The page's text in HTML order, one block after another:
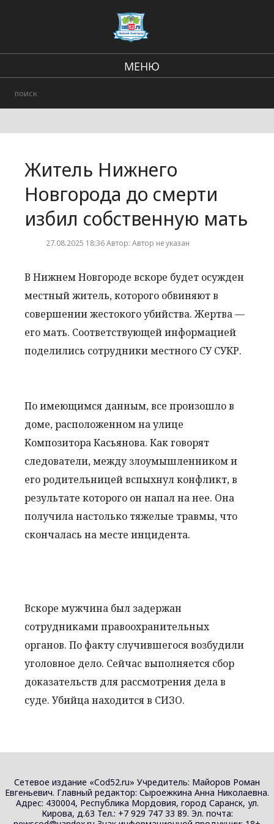
МЕНЮ
Городские события
Житель Нижнего
Новгорода до смерти
избил собственную мать
27.08.2025 18:36 Автор: Автор не указан
В Нижнем Новгороде вскоре будет осужден
местный житель, которого обвиняют в
совершении жестокого убийства. Жертва —
его мать. Соответствующей информацией
поделились сотрудники местного СУ СУКР.
По имеющимся данным, все произошло в
доме, расположенном на улице
Композитора Касьянова. Как говорят
следователи, между злоумышленником и
его родительницей вспыхнул конфликт, в
результате которого он напал на нее. Она
получила настолько тяжелые травмы, что
скончалась на месте инцидента.
Вскоре мужчина был задержан
сотрудниками правоохранительных
органов. По факту случившегося возбудили
уголовное дело. Сейчас выполняется сбор
доказательств для рассмотрения дела в
суде. Убийца находится в СИЗО.
Сетевое издание «Cod52.ru» Учредитель: Майоров Роман
Евгеньевич. Главный редактор: Сыроежкина Анна Николаевна.
Адрес: 430004, Республика Мордовия, город Саранск, ул.
Кирова, д.63 Тел.: +7 929 747 33 89. Эл. почта: